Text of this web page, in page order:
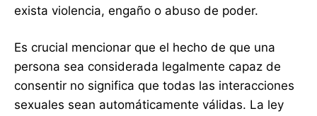
exista violencia, engaño o abuso de poder.
Es crucial mencionar que el hecho de que una
persona sea considerada legalmente capaz de
consentir no significa que todas las interacciones
sexuales sean automáticamente válidas. La ley